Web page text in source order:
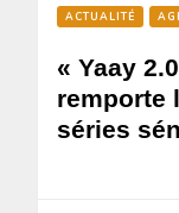
ACTUALITÉ
« Yaay
remporte
séries